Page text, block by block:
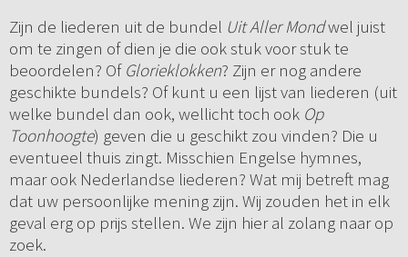
Zijn de liederen uit de bundel Uit Aller Mondwel juist
om te zingen of dien je die ook stuk voor stuk te
beoordelen? Of Glorieklokken? Zijn er nog andere
geschikte bundels? Of kunt u een lijst van liederen (uit
welke bundel dan ook, wellicht toch ook Op
Toonhoogte) geven die u geschikt zou vinden? Die u
eventueel thuis zingt. Misschien Engelse hymnes,
maar ook Nederlandse liederen? Wat mij betreft mag
dat uw persoonlijke mening zijn. Wij zouden het in elk
geval erg op prijs stellen. We zijn hier al zolang naar op
zoek.